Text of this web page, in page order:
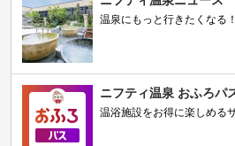
温泉にもっと行きたくなる
ニフティ温泉 おふろパ
温浴施設をお得に楽しめる